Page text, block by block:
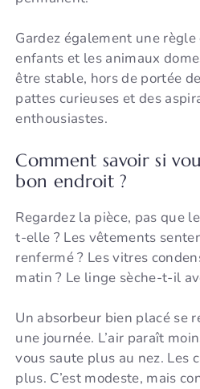
Gardez également une
enfants et les animaux
être stable, hors de portée
pattes curieuses et des
enthousiastes.
Comment savoir si
bon endroit ?
Regardez la pièce, pas que
t-elle ? Les vêtements
renfermé ? Les vitres
matin ? Le linge sèche-t-il
Un absorbeur bien placé se
une journée. L’air paraît
vous saute plus au nez. Les
plus. C’est modeste, mais